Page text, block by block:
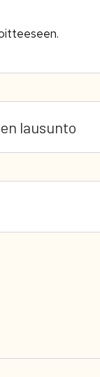
lausunto